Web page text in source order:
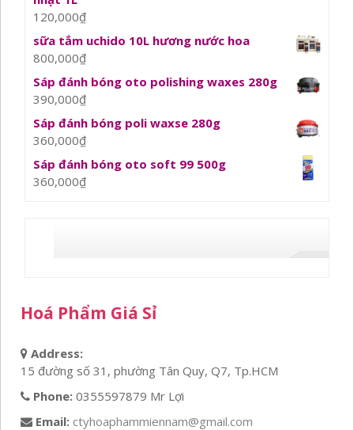
120,000₫
sữa tắm uchido 10L hương nước hoa
800,000₫
Sáp đánh bóng oto polishing waxes 280g
390,000₫
Sáp đánh bóng poli waxse 280g
360,000₫
Sáp đánh bóng oto soft 99 500g
360,000₫
Hoá Phẩm Giá Sỉ
Address:
15 đường số 31, phường Tân Quy, Q7, Tp.HCM
Phone: 0355597879 Mr Lợi
Email: ctyhoaphammiennam@gmail.com